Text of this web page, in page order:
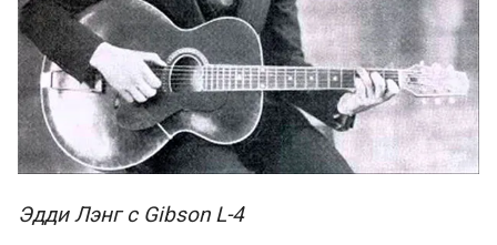
Эдди Лэнг с Gibson L-4